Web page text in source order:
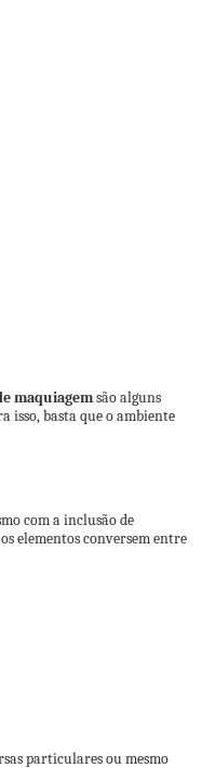
maquiagemsão alguns
isso, basta que o ambiente
com a inclusão de
elementos conversem entre
particulares ou mesmo